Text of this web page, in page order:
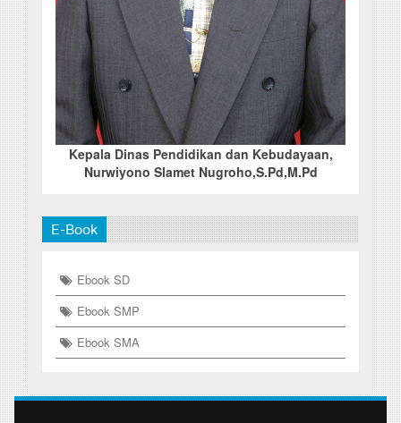
Kepala Dinas Pendidikan dan Kebudayaan,
Nurwiyono Slamet Nugroho,S.Pd,M.Pd
E-Book
Ebook SD
Ebook SMP
Ebook SMA